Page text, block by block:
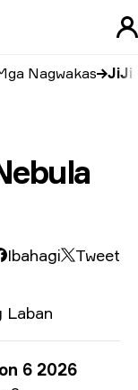
Nagwakas
Ibahagi Tweet
Laban
6 2026